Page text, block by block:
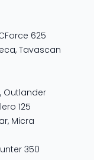
625
, Tavascan
, Outlander
125
, Micra
350